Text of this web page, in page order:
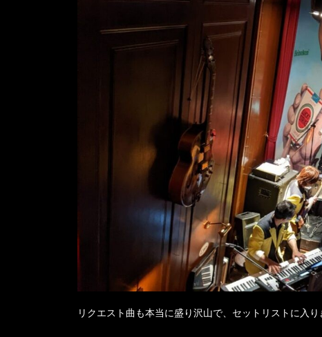
リクエスト曲も本当に盛り沢山で、セットリストに入